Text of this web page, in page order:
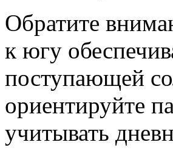
Обратите
к югу
поступающей
ориентируйте
учитывать